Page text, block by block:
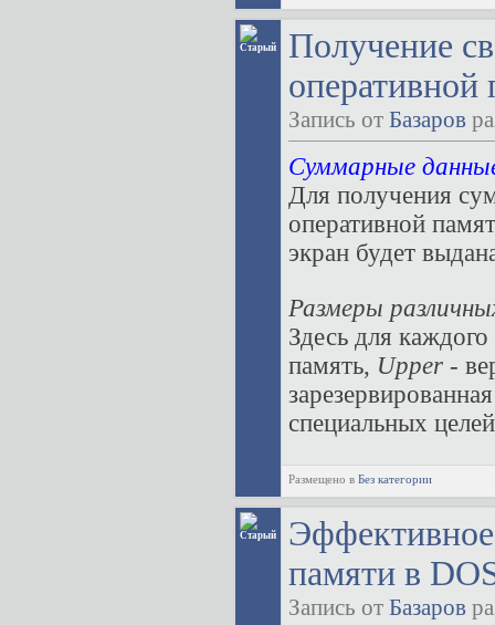
Получение
оперативной
Запись от Базаров
Суммарные
Для получения
оперативной
экран будет
Размеры
Здесь для
память, Upper -
специальных
Размещено в Без категории
памяти в
Запись от Базаров